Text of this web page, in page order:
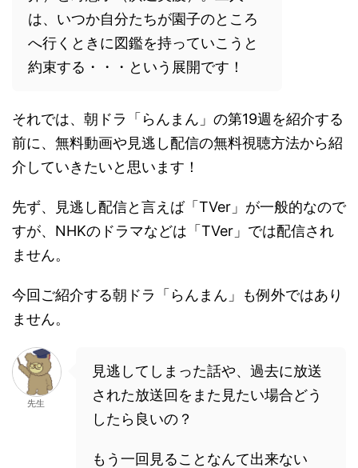
は、いつか自分たちが園子のところ
へ行くときに図鑑を持っていこうと
約束する・・・という展開です！
それでは、朝ドラ「らんまん」の第19週を紹介する
前に、無料動画や見逃し配信の無料視聴方法から紹
介していきたいと思います！
先ず、見逃し配信と言えば「TVer」が一般的なので
すが、NHKのドラマなどは「TVer」では配信され
ません。
今回ご紹介する朝ドラ「らんまん」も例外ではあり
ません。
先生
見逃してしまった話や、過去に放送
された放送回をまた見たい場合どう
したら良いの？
もう一回見ることなんて出来ない